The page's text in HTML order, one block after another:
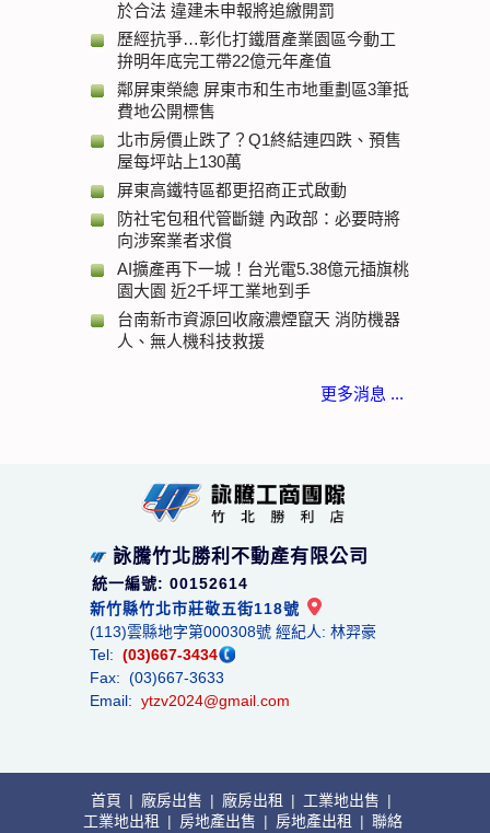
於合法 違建未申報將追繳開罰
歷經抗爭…彰化打鐵厝產業園區今動工
拚明年底完工帶22億元年產值
鄰屏東榮總 屏東市和生市地重劃區3筆抵
費地公開標售
北市房價止跌了？Q1終結連四跌、預售
屋每坪站上130萬
屏東高鐵特區都更招商正式啟動
防社宅包租代管斷鏈 內政部：必要時將
向涉案業者求償
AI擴產再下一城！台光電5.38億元插旗桃
園大園 近2千坪工業地到手
台南新市資源回收廠濃煙竄天 消防機器
人、無人機科技救援
更多消息 ...
詠騰竹北勝利不動產有限公司
統一編號: 00152614
新竹縣竹北市莊敬五街118號
(113)雲縣地字第000308號 經紀人: 林羿豪
Tel: (03)667-3434
Fax: (03)667-3633
Email: ytzv2024@gmail.com
首頁 | 廠房出售 | 廠房出租 | 工業地出售 |
工業地出租
| 房地產出售 | 房地產出租 | 聯絡